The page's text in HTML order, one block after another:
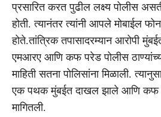
प्रसारित करत पुढील लक्ष्य पोलीस
होती. त्यानंतर त्यांनी आपले मोबाईल
होते.तांत्रिक तपासादरम्यान आरोपी
एमआरए आणि कफ परेड पोलीस
माहिती सतना पोलिसांना मिळाली.
एक पथक मुंबईत दाखल झाले आणि कफ
मागितली.